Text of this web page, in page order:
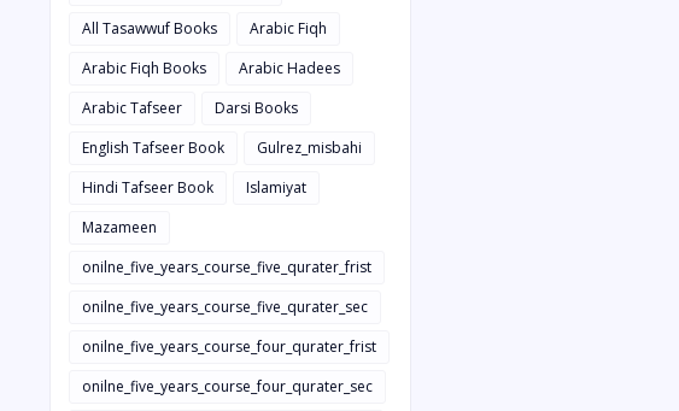
All Tasawwuf Books
Arabic Fiqh
Arabic Fiqh Books
Arabic Hadees
Arabic Tafseer
Darsi Books
English Tafseer Book
Gulrez_misbahi
Hindi Tafseer Book
Islamiyat
Mazameen
onilne_five_years_course_five_qurater_frist
onilne_five_years_course_five_qurater_sec
onilne_five_years_course_four_qurater_frist
onilne_five_years_course_four_qurater_sec